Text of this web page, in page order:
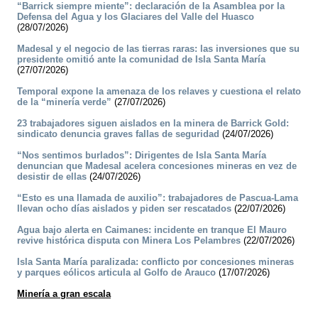
“Barrick siempre miente”: declaración de la Asamblea por la
Defensa del Agua y los Glaciares del Valle del Huasco
(28/07/2026)
Madesal y el negocio de las tierras raras: las inversiones que su
presidente omitió ante la comunidad de Isla Santa María
(27/07/2026)
Temporal expone la amenaza de los relaves y cuestiona el relato
de la “minería verde” (27/07/2026)
23 trabajadores siguen aislados en la minera de Barrick Gold:
sindicato denuncia graves fallas de seguridad (24/07/2026)
“Nos sentimos burlados”: Dirigentes de Isla Santa María
denuncian que Madesal acelera concesiones mineras en vez de
desistir de ellas (24/07/2026)
“Esto es una llamada de auxilio”: trabajadores de Pascua-Lama
llevan ocho días aislados y piden ser rescatados (22/07/2026)
Agua bajo alerta en Caimanes: incidente en tranque El Mauro
revive histórica disputa con Minera Los Pelambres (22/07/2026)
Isla Santa María paralizada: conflicto por concesiones mineras
y parques eólicos articula al Golfo de Arauco (17/07/2026)
Minería a gran escala